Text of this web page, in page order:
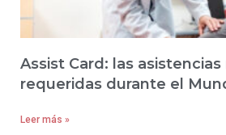
Assist Card: las asistencias
requeridas durante el
Leer más »